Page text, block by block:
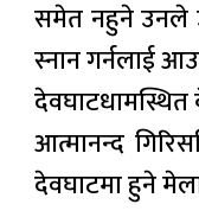
समेत नहुने उनले
स्नान गर्नलाई
देवघाटधामस्थित
आत्मानन्द
देवघाटमा हुने